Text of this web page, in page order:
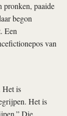
pronken, paaide
begon
Een
van
Het is
Het is